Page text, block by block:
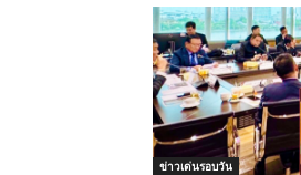
ข่าวเด่นรอบวัน